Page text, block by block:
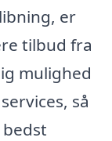
er
tilbud fra
mulighed
så